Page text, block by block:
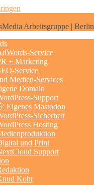
Arbeitsgruppe | Berlin
Service
+ Marketing
Service
Medien-Services
Domain
Support
Eigenes Mastodon
Sicherheit
Hosting
und Print
Support
Kohr